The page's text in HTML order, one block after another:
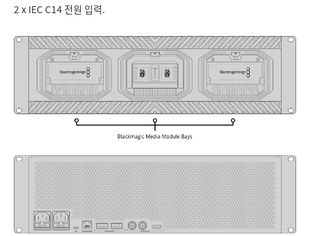
Ukraine
United Kingdom
United States
2 x IEC C14 전원 입력.